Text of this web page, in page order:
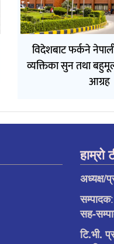
विदेशबाट फर्कने
व्यक्तिका सुन तथा
आग्रह
हाम्रो
अध्यक्ष/
सम्पादक
सह-
टि.भी.